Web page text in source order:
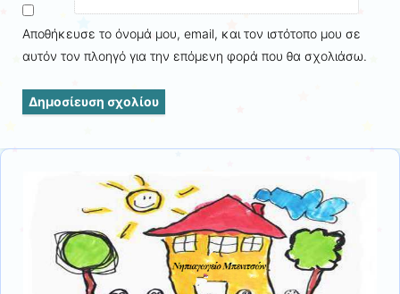
Αποθήκευσε το όνομά μου, email, και τον ιστότοπο μου σε
αυτόν τον πλοηγό για την επόμενη φορά που θα σχολιάσω.